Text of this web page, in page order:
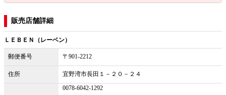
販売店舗詳細
ＬＥＢＥＮ（レーベン）
郵便番号 〒901-2212
住所 宜野湾市長田１－２０－２４
0078-6042-1292